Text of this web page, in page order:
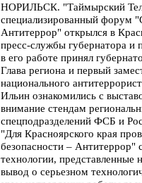
НОРИЛЬСК. "Таймырский
специализированный форум
Антитеррор" открылся в
пресс-службы губернатора и
в его работе принял
Глава региона и первый
национального
Ильин ознакомились с
внимание стендам
спецподразделений ФСБ и
"Для Красноярского края
безопасности – Антитеррор"
технологии, представленные
вывод о серьезном